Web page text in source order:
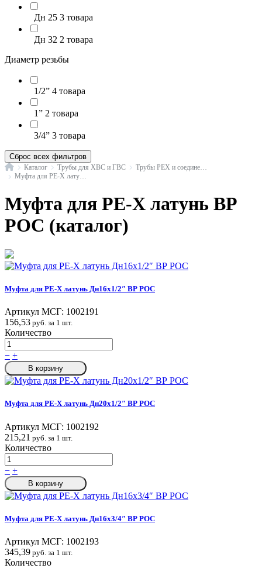
Дн 25 3 товара
Дн 32 2 товара
Диаметр резьбы
1/2” 4 товара
1” 2 товара
3/4” 3 товара
Сброс всех фильтров
ГлавнаяКаталог Трубы для ХВС и ГВС
Муфта для PE-X латунь в/р РОС
Муфта для PE-X латунь ВР
РОС (каталог)
Муфта для PE-X латунь Дн16х1/2″ ВР РОС
Артикул МСГ: 1002191
156,53 руб. за 1 шт.
Количество
− +
В корзину
Муфта для PE-X латунь Дн20х1/2″ ВР РОС
Артикул МСГ: 1002192
215,21 руб. за 1 шт.
Количество
− +
В корзину
Муфта для PE-X латунь Дн16х3/4″ ВР РОС
Артикул МСГ: 1002193
345,39 руб. за 1 шт.
Количество